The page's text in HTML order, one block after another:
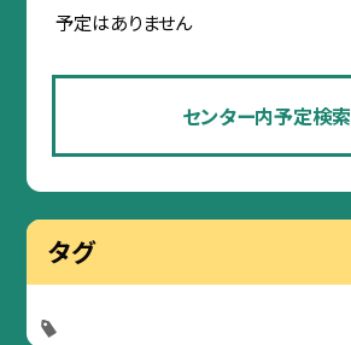
予定はありません
センター内予定検索
タグ